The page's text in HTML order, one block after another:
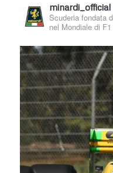
minardi_official
Scuderia fondata
nel Mondiale di